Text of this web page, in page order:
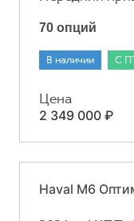
70 опций
В наличии С
Цена
2 349 000 ₽
Haval M6